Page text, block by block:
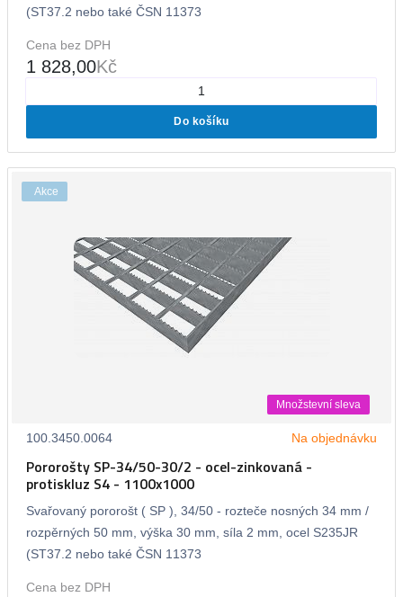
(ST37.2 nebo také ČSN 11373
Cena bez DPH
1 828,00Kč
Do košíku
Akce
Množstevní sleva
100.3450.0064 Na objednávku
Pororošty SP-34/50-30/2 - ocel-zinkovaná -
protiskluz S4 - 1100x1000
Svařovaný pororošt ( SP ), 34/50 - rozteče nosných 34 mm /
rozpěrných 50 mm, výška 30 mm, síla 2 mm, ocel S235JR
(ST37.2 nebo také ČSN 11373
Cena bez DPH